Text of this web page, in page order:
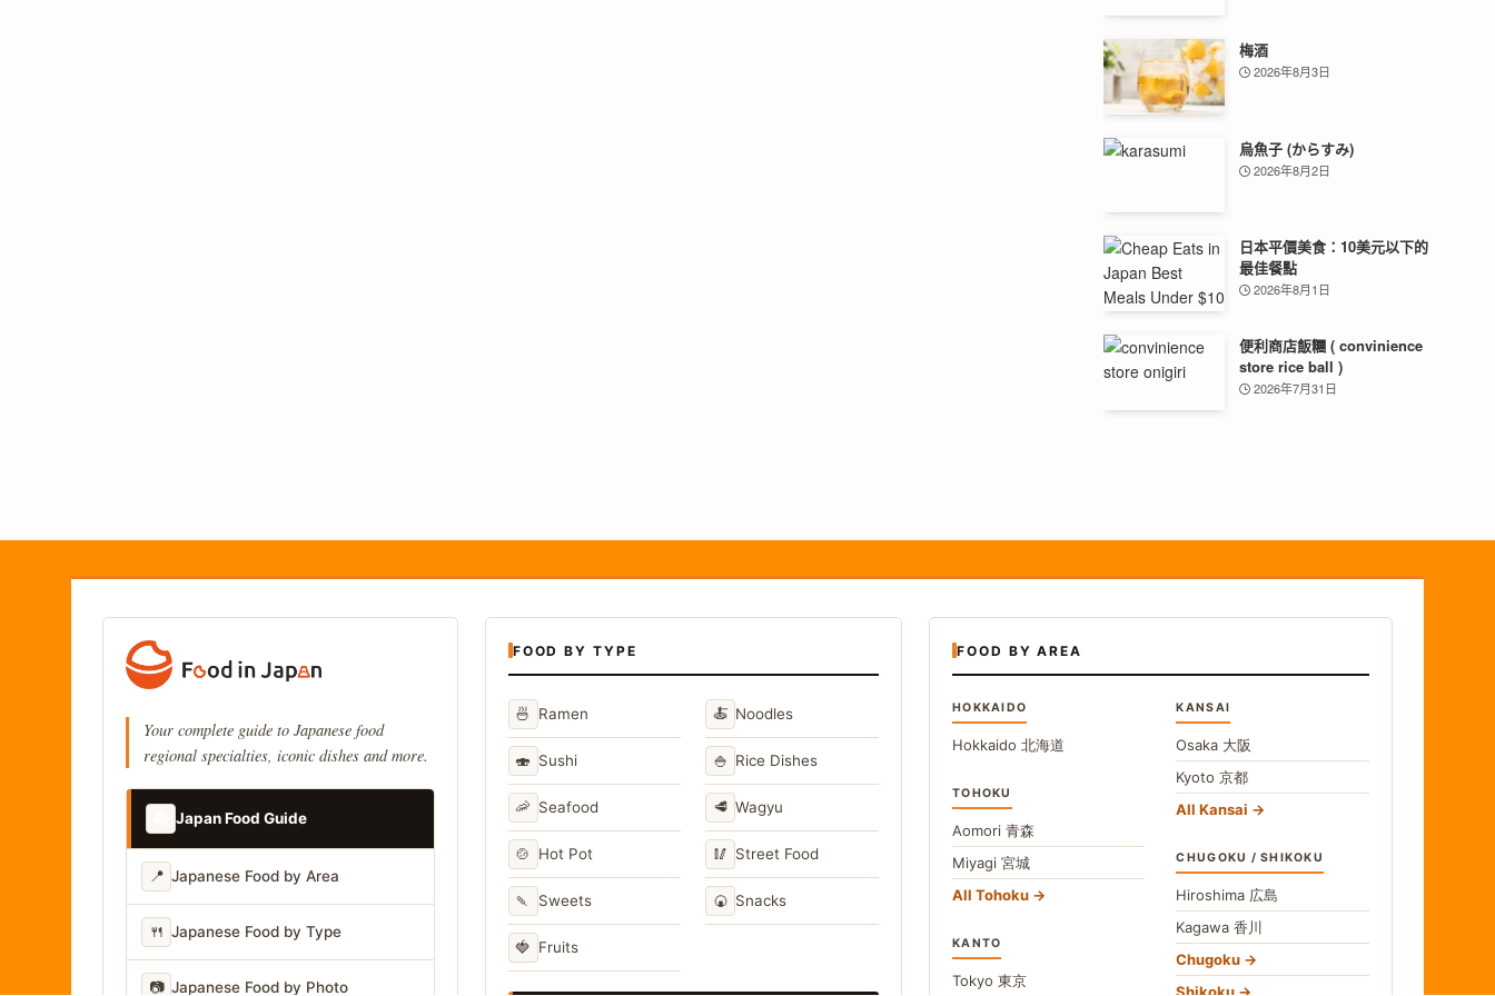
梅酒
2026年8月3日
烏魚子 (からすみ)
2026年8月2日
日本平價美食：10美元以下的
最佳餐點
2026年8月1日
便利商店飯糰 ( convinience
store rice ball )
2026年7月31日
Your complete guide to Japanese food
regional specialties, iconic dishes and more.
Japan Food Guide
📍 Japanese Food by Area
🍴 Japanese Food by Type
📷 Japanese Food by Photo
FOOD BY TYPE
🍜 Ramen 🍝 Noodles
🍣 Sushi 🍚 Rice Dishes
🦐 Seafood 🥩 Wagyu
🍲 Hot Pot 🥢 Street Food
🍡 Sweets 🍘 Snacks
🍓 Fruits
FOOD BY AREA
HOKKAIDO
Hokkaido 北海道
TOHOKU
Aomori 青森
Miyagi 宮城
All Tohoku
KANTO
Tokyo 東京
KANSAI
Osaka 大阪
Kyoto京都
All Kansai
CHUGOKU / SHIKOKU
Hiroshima 広島
Kagawa香川
Chugoku
Shikoku